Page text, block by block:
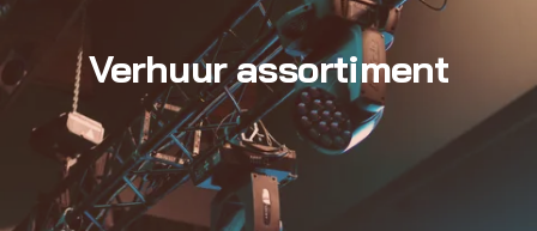
Verhuur assortiment